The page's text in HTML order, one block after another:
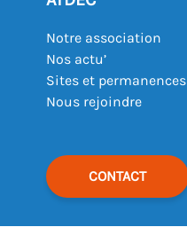
Notre association
Nos actu’
Sites et permanences
Nous rejoindre
CONTACT